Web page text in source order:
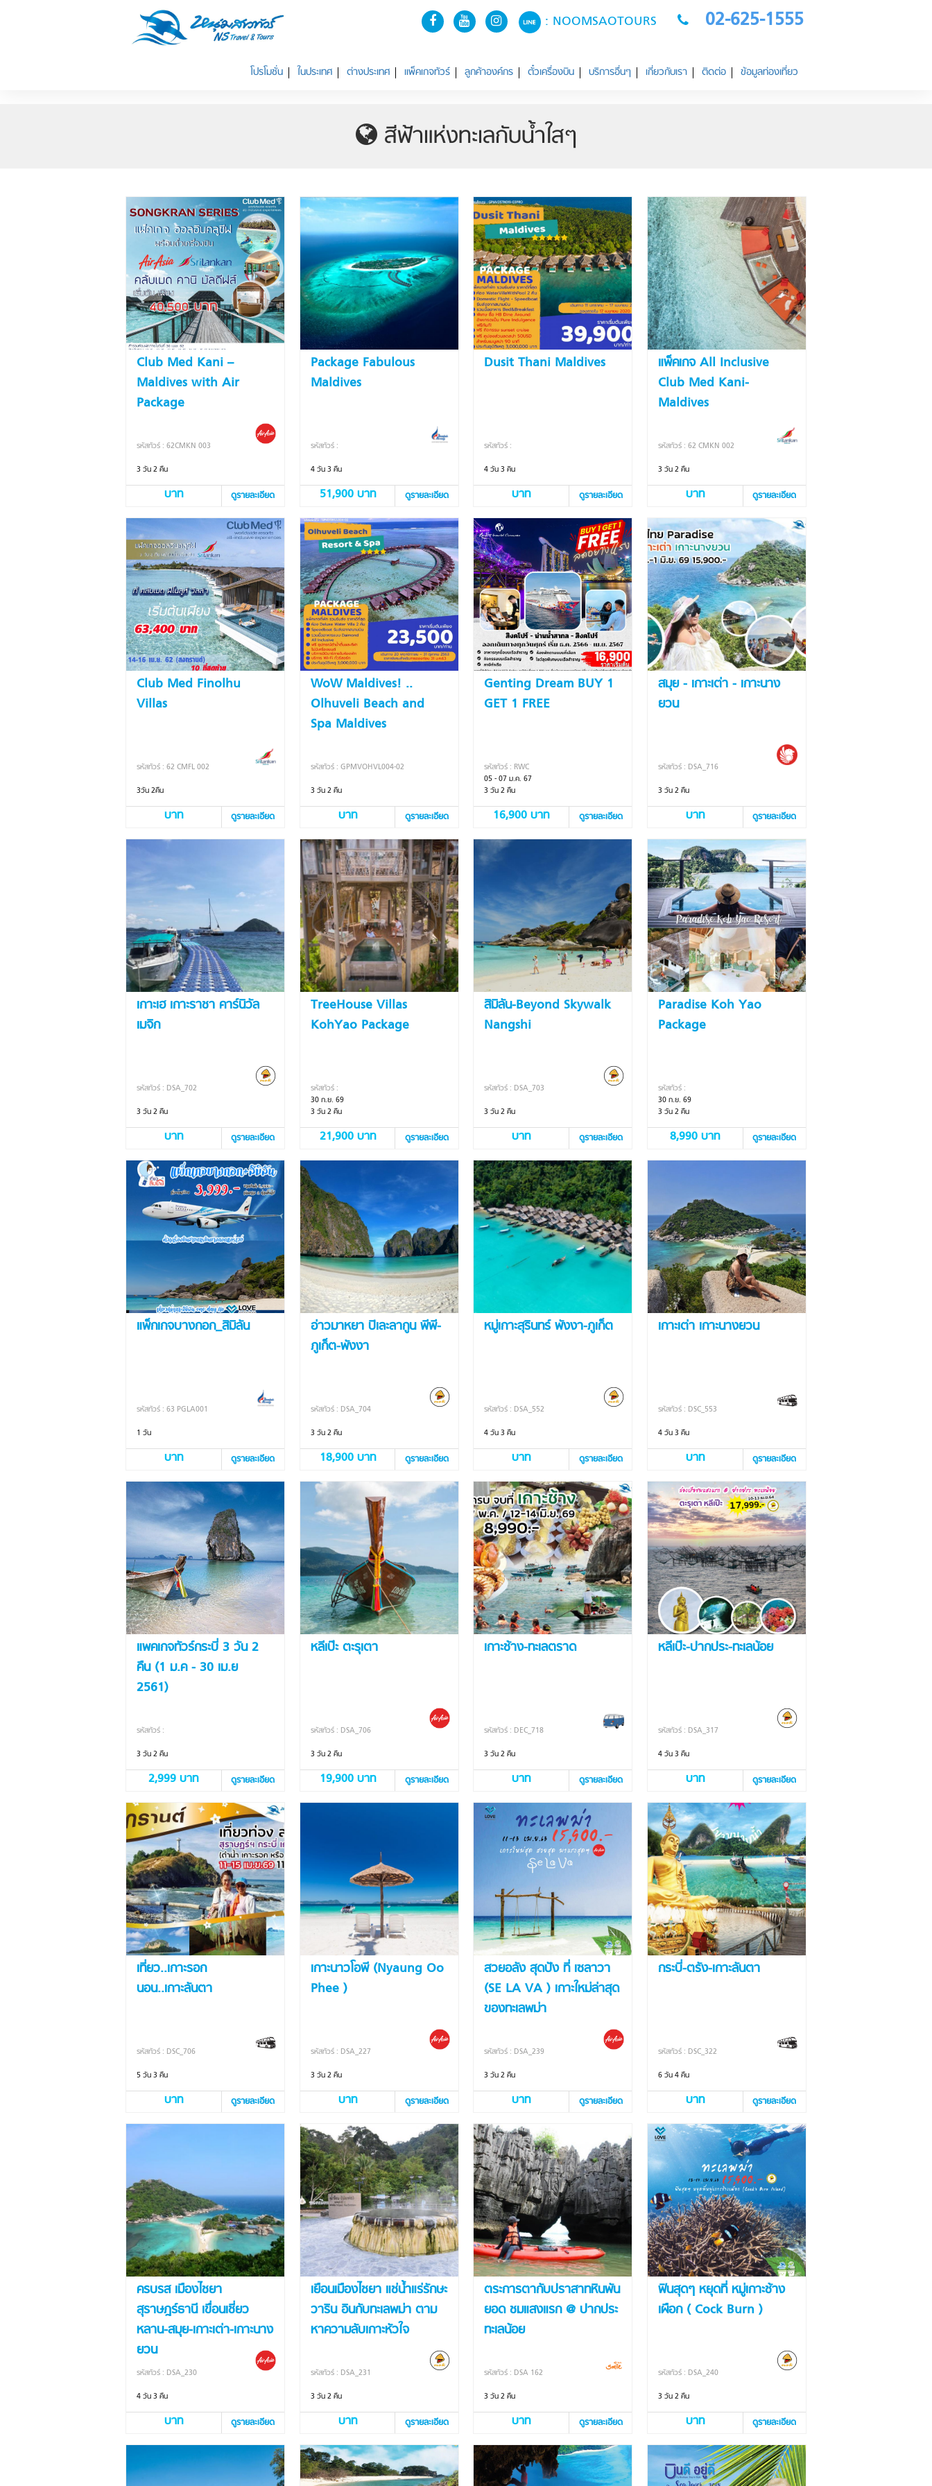
: NOOMSAOTOURS 02-625-1555
โปรโมชั่น ในประเทศ ต่างประเทศ แพ็คเกจทัวร์ ลูกค้าองค์กร ตั๋วเครื่องบิน บริการอื่นๆ เกี่ยวกับเรา ติดต่อ ข้อมูลท่องเที่ยว
สีฟ้าแห่งทะเลกับน้ำใสๆ
Club Med Kani –
Maldives with Air
Package
รหัสทัวร์ : 62CMKN 003
3 วัน 2 คืน
บาท ดูรายละเอียด
Package Fabulous
Maldives
รหัสทัวร์ :
4 วัน 3 คืน
51,900 บาท ดูรายละเอียด
Dusit Thani Maldives
รหัสทัวร์ :
4 วัน 3 คิน
บาท ดูรายละเอียด
แพ็คเกจ All Inclusive
Club Med Kani-
Maldives
รหัสทัวร์ : 62 CMKN 002
3 วัน 2 คืน
บาท ดูรายละเอียด
Club Med Finolhu
Villas
รหัสทัวร์ : 62 CMFL 002
3วัน 2คืน
บาท ดูรายละเอียด
WoW Maldives! ..
Olhuveli Beach and
Spa Maldives
รหัสทัวร์ : GPMVOHVL004-02
3 วัน 2 คืน
บาท ดูรายละเอียด
Genting Dream BUY 1
GET 1 FREE
รหัสทัวร์ : RWC
05 - 07 ม.ค. 67
3 วัน 2 คืน
16,900 บาท ดูรายละเอียด
สมุย - เกาะเต่า - เกาะนาง
ยวน
รหัสทัวร์ : DSA_716
3 วัน 2 คืน
บาท ดูรายละเอียด
เกาะเฮ เกาะราชา คาร์นิวัล
เมจิก
รหัสทัวร์ : DSA_702
3 วัน 2 คืน
บาท ดูรายละเอียด
TreeHouse Villas
KohYao Package
รหัสทัวร์ :
30 ก.ย. 69
3 วัน 2 คืน
21,900 บาท ดูรายละเอียด
สิมิลัน-Beyond Skywalk
Nangshi
รหัสทัวร์ : DSA_703
3 วัน 2 คืน
บาท ดูรายละเอียด
Paradise Koh Yao
Package
รหัสทัวร์ :
30 ก.ย. 69
3 วัน 2 คืน
8,990 บาท ดูรายละเอียด
แพ็กเกจบางกอก_สิมิลัน
รหัสทัวร์ : 63 PGLA001
1 วัน
บาท ดูรายละเอียด
อ่าวมาหยา ปิเละลากูน พีพี-
ภูเก็ต-พังงา
รหัสทัวร์ : DSA_704
3 วัน 2 คืน
18,900 บาท ดูรายละเอียด
หมู่เกาะสุรินทร์ พังงา-ภูเก็ต
รหัสทัวร์ : DSA_552
4 วัน 3 คืน
บาท ดูรายละเอียด
เกาะเต่า เกาะนางยวน
รหัสทัวร์ : DSC_553
4 วัน 3 คืน
บาท ดูรายละเอียด
แพคเกจทัวร์กระบี่ 3 วัน 2
คืน (1 ม.ค - 30 เม.ย
2561)
รหัสทัวร์ :
3 วัน 2 คืน
2,999 บาท ดูรายละเอียด
หลีเป๊ะ ตะรุเตา
รหัสทัวร์ : DSA_706
3 วัน 2 คืน
19,900 บาท ดูรายละเอียด
เกาะช้าง-ทะเลตราด
รหัสทัวร์ : DEC_718
3 วัน 2 คืน
บาท ดูรายละเอียด
หลีเป๊ะ-ปากประ-ทะเลน้อย
รหัสทัวร์ : DSA_317
4 วัน 3 คืน
บาท ดูรายละเอียด
เที่ยว..เกาะรอก
นอน..เกาะลันตา
รหัสทัวร์ : DSC_706
5 วัน 3 คืน
บาท ดูรายละเอียด
เกาะนาวโอพี (Nyaung Oo
Phee )
รหัสทัวร์ : DSA_227
3 วัน 2 คืน
บาท ดูรายละเอียด
สวยอลัง สุดปัง ที่ เซลาวา
(SE LA VA ) เกาะใหม่ล่าสุด
ของทะเลพม่า
รหัสทัวร์ : DSA_239
3 วัน 2 คืน
บาท ดูรายละเอียด
กระบี่-ตรัง-เกาะลันตา
รหัสทัวร์ : DSC_322
6 วัน 4 คืน
บาท ดูรายละเอียด
ครบรส เมืองไชยา
สุราษฎร์ธานี เขื่อนเชี่ยว
หลาน-สมุย-เกาะเต่า-เกาะนาง
ยวน
รหัสทัวร์ : DSA_230
4 วัน 3 คืน
บาท ดูรายละเอียด
เยือนเมืองไชยา แช่น้ำแร่รักษะ
วาริน อินกับทะเลพม่า ตาม
หาความลับเกาะหัวใจ
รหัสทัวร์ : DSA_231
3 วัน 2 คืน
บาท ดูรายละเอียด
ตระการตากับปราสาทหินพัน
ยอด ชมแสงแรก @ ปากประ
ทะเลน้อย
รหัสทัวร์ : DSA 162
3 วัน 2 คืน
บาท ดูรายละเอียด
ฟินสุดๆ หยุดที่ หมู่เกาะช้าง
เผือก ( Cock Burn )
รหัสทัวร์ : DSA_240
3 วัน 2 คืน
บาท ดูรายละเอียด